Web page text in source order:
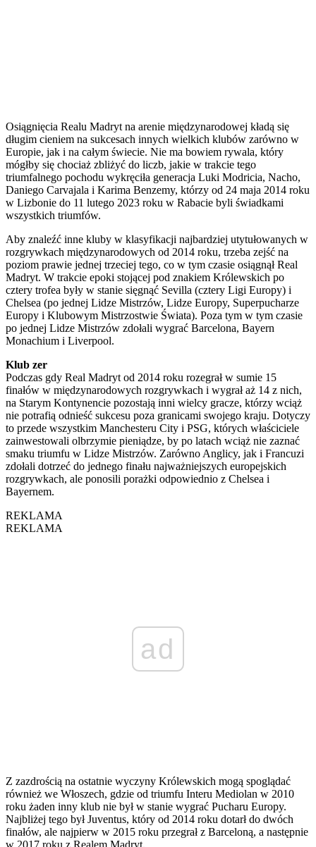
Osiągnięcia Realu Madryt na arenie międzynarodowej kładą się
długim cieniem na sukcesach innych wielkich klubów zarówno w
Europie, jak i na całym świecie. Nie ma bowiem rywala, który
mógłby się chociaż zbliżyć do liczb, jakie w trakcie tego
triumfalnego pochodu wykręciła generacja Luki Modricia, Nacho,
Daniego Carvajala i Karima Benzemy, którzy od 24 maja 2014 roku
w Lizbonie do 11 lutego 2023 roku w Rabacie byli świadkami
wszystkich triumfów.
Aby znaleźć inne kluby w klasyfikacji najbardziej utytułowanych w
rozgrywkach międzynarodowych od 2014 roku, trzeba zejść na
poziom prawie jednej trzeciej tego, co w tym czasie osiągnął Real
Madryt. W trakcie epoki stojącej pod znakiem Królewskich po
cztery trofea były w stanie sięgnąć Sevilla (cztery Ligi Europy) i
Chelsea (po jednej Lidze Mistrzów, Lidze Europy, Superpucharze
Europy i Klubowym Mistrzostwie Świata). Poza tym w tym czasie
po jednej Lidze Mistrzów zdołali wygrać Barcelona, Bayern
Monachium i Liverpool.
Klub zer
Podczas gdy Real Madryt od 2014 roku rozegrał w sumie 15
finałów w międzynarodowych rozgrywkach i wygrał aż 14 z nich,
na Starym Kontynencie pozostają inni wielcy gracze, którzy wciąż
nie potrafią odnieść sukcesu poza granicami swojego kraju. Dotyczy
to przede wszystkim Manchesteru City i PSG, których właściciele
zainwestowali olbrzymie pieniądze, by po latach wciąż nie zaznać
smaku triumfu w Lidze Mistrzów. Zarówno Anglicy, jak i Francuzi
zdołali dotrzeć do jednego finału najważniejszych europejskich
rozgrywkach, ale ponosili porażki odpowiednio z Chelsea i
Bayernem.
REKLAMA
REKLAMA
ad
Z zazdrością na ostatnie wyczyny Królewskich mogą spoglądać
również we Włoszech, gdzie od triumfu Interu Mediolan w 2010
roku żaden inny klub nie był w stanie wygrać Pucharu Europy.
Najbliżej tego był Juventus, który od 2014 roku dotarł do dwóch
finałów, ale najpierw w 2015 roku przegrał z Barceloną, a następnie
w 2017 roku z Realem Madryt.